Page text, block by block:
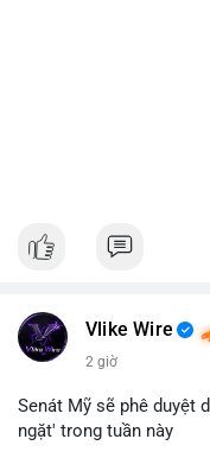
Vlike Wire
2 giờ
Senát Mỹ sẽ phê duyệt
ngặt' trong tuần này